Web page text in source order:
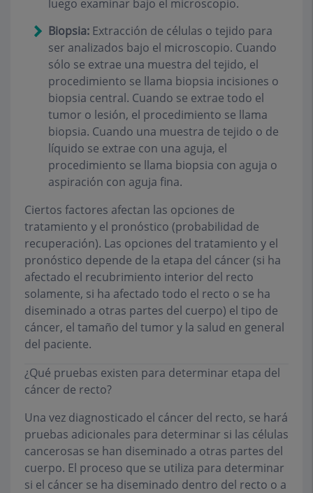
luego examinar bajo el microscopio.
Biopsia: Extracción de células o tejido para
ser analizados bajo el microscopio. Cuando
sólo se extrae una muestra del tejido, el
procedimiento se llama biopsia incisiones o
biopsia central. Cuando se extrae todo el
tumor o lesión, el procedimiento se llama
biopsia. Cuando una muestra de tejido o de
líquido se extrae con una aguja, el
procedimiento se llama biopsia con aguja o
aspiración con aguja fina.
Ciertos factores afectan las opciones de
tratamiento y el pronóstico (probabilidad de
recuperación). Las opciones del tratamiento y el
pronóstico depende de la etapa del cáncer (si ha
afectado el recubrimiento interior del recto
solamente, si ha afectado todo el recto o se ha
diseminado a otras partes del cuerpo) el tipo de
cáncer, el tamaño del tumor y la salud en general
del paciente.
¿Qué pruebas existen para determinar etapa del
cáncer de recto?
Una vez diagnosticado el cáncer del recto, se hará
pruebas adicionales para determinar si las células
cancerosas se han diseminado a otras partes del
cuerpo. El proceso que se utiliza para determinar
si el cáncer se ha diseminado dentro del recto o a